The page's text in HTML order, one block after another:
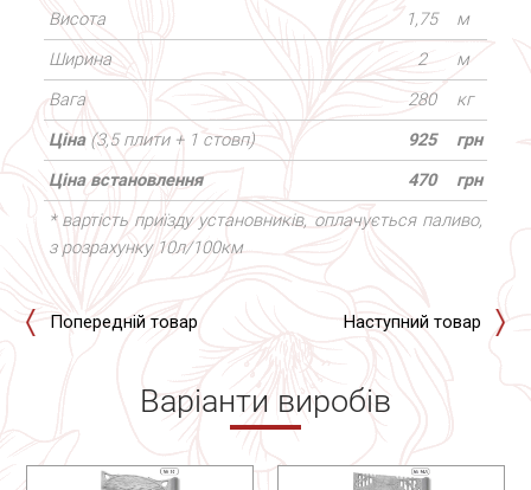
Висота 1,75
м
Ширина
2
м
Вага
280
кг
Ціна (3,5 плити + 1 стовп) 925
грн
Ціна встановлення
470
грн
* вартість приїзду установників, оплачується паливо,
з розрахунку 10л/100км
Попередній товар Наступний товар
Варіанти виробів